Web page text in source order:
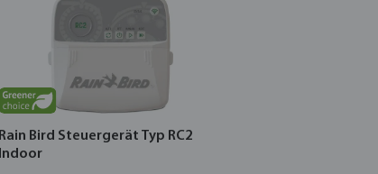
Rain Bird Steuergerät Typ RC2
Indoor